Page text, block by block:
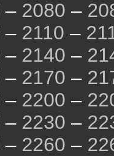
– 2080 –
– 2110 –
– 2140 –
– 2170 –
– 2200 –
– 2230 –
– 2260 –